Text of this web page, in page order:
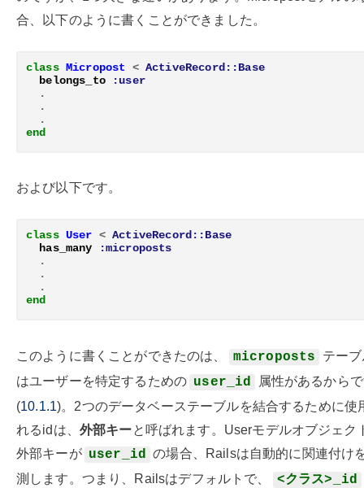
合、以下のように書くことができました。
class Micropost < ActiveRecord::Base
belongs_to
:user
.
.
.
end
および以下です。
class User < ActiveRecord::Base
has_many
:microposts
.
.
.
end
このように書くことができたのは、 microposts
テー
はユーザーを特定するための user_id
属性があるから
(10.1.1)。2つのデータベーステーブルを結合するために使
れるidは、 外部キーと呼ばれます。Userモデルオブジェク
外部キーが user_id
の場合、Railsは自動的に関連付け
測します。つまり、Railsはデフォルトで、
<クラス>_id